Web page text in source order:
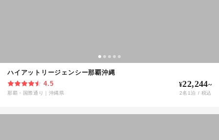
ハイアットリージェンシー那覇沖縄
4.5
那覇・国際通り 沖縄県
¥22,244~
2名 1泊 / 税込